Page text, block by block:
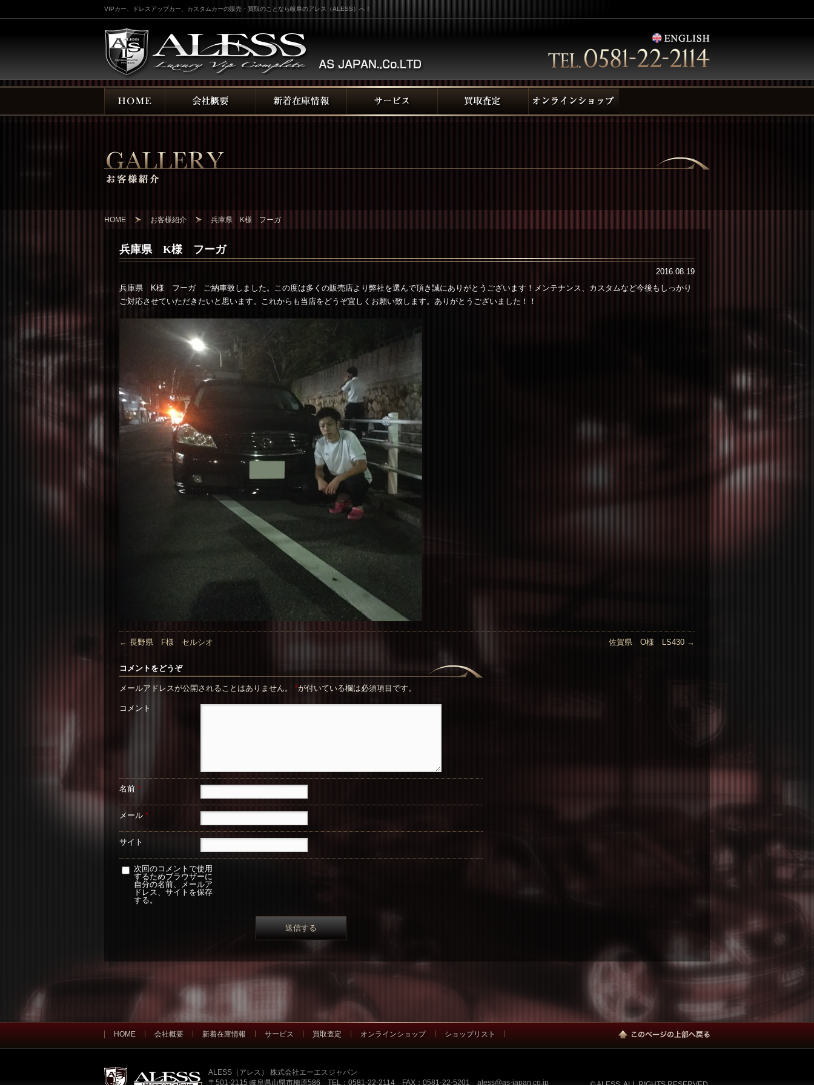
VIPカー、ドレスアップカー、カスタムカーの販売・買取のことなら岐阜のアレス（ALESS）へ！
HOME お客様紹介 兵庫県 K様 フーガ
兵庫県 K様 フーガ
2016.08.19
兵庫県 K様 フーガ ご納車致しました。この度は多くの販売店より弊社を選んで頂き誠にありがとうございます！メンテナンス、カスタムなど今後もしっかり
ご対応させていただきたいと思います。これからも当店をどうぞ宜しくお願い致します。ありがとうございました！！
← 長野県 F様 セルシオ 佐賀県 O様 LS430 →
コメントをどうぞ
メールアドレスが公開されることはありません。 *が付いている欄は必須項目です。
コメント
名前 *
メール *
サイト
次回のコメントで使用
するためブラウザーに
自分の名前、メールア
ドレス、サイトを保存
する。
HOME 会社概要 新着在庫情報 サービス 買取査定 オンラインショップ ショップリスト
ALESS（アレス） 株式会社エーエスジャパン
〒501-2115 岐阜県山県市梅原586 TEL：0581-22-2114 FAX：0581-22-5201 aless@as-japan.co.jp